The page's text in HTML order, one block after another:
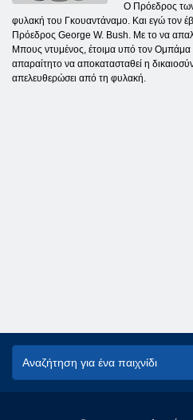
Ο Πρόεδρος
φυλακή του Γκουαντάναμο. Και εγώ τον
Πρόεδρος George W. Bush. Με το να
Μπους ντυμένος, έτοιμα υπό τον Ομπάμα
απαραίτητο να αποκατασταθεί η
απελευθερώσει από τη φυλακή.